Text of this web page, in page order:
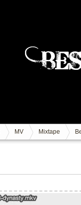
MV Mixtape